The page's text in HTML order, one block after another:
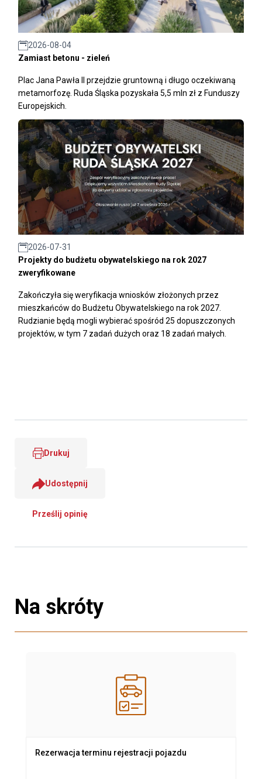
2026-08-04
Zamiast betonu - zieleń
Plac Jana Pawła II przejdzie gruntowną i długo oczekiwaną
metamorfozę. Ruda Śląska pozyskała 5,5 mln zł z Funduszy
Europejskich.
2026-07-31
Projekty do budżetu obywatelskiego na rok 2027
zweryfikowane
Zakończyła się weryfikacja wniosków złożonych przez
mieszkańców do Budżetu Obywatelskiego na rok 2027.
Rudzianie będą mogli wybierać spośród 25 dopuszczonych
projektów, w tym 7 zadań dużych oraz 18 zadań małych.
Drukuj
Udostępnij
Prześlij opinię
Na skróty
Rezerwacja terminu rejestracji pojazdu